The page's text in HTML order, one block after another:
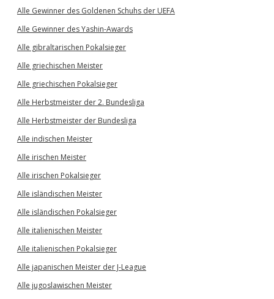
Alle Gewinner des Goldenen Schuhs der UEFA
Alle Gewinner des Yashin-Awards
Alle gibraltarischen Pokalsieger
Alle griechischen Meister
Alle griechischen Pokalsieger
Alle Herbstmeister der 2. Bundesliga
Alle Herbstmeister der Bundesliga
Alle indischen Meister
Alle irischen Meister
Alle irischen Pokalsieger
Alle isländischen Meister
Alle isländischen Pokalsieger
Alle italienischen Meister
Alle italienischen Pokalsieger
Alle japanischen Meister der J-League
Alle jugoslawischen Meister